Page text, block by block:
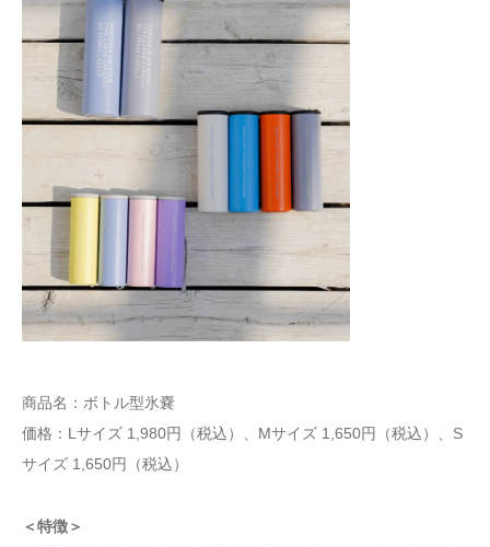
商品名：ボトル型氷嚢
価格：Lサイズ 1,980円（税込）、Mサイズ 1,650円（税込）、S
サイズ 1,650円（税込）
＜特徴＞